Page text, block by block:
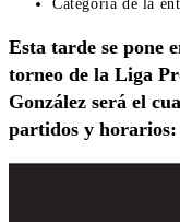
Categoría de la
Esta tarde se pone
torneo de la Liga
González será el
partidos y horarios: